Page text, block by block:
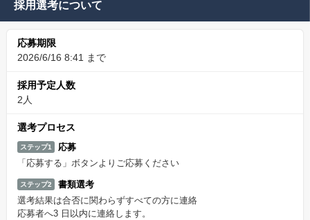
採用選考について
応募期限
2026/6/16 8:41 まで
採用予定人数
2人
選考プロセス
ステップ1
応募
「応募する」ボタンよりご応募ください
ステップ2
書類選考
選考結果は合否に関わらずすべての方に連絡
応募者へ3 日以内に連絡します。